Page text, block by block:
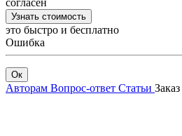
согласен
Узнать стоимость
это быстро и бесплатно
Ошибка
Ок
Авторам Вопрос-ответ Статьи Заказ